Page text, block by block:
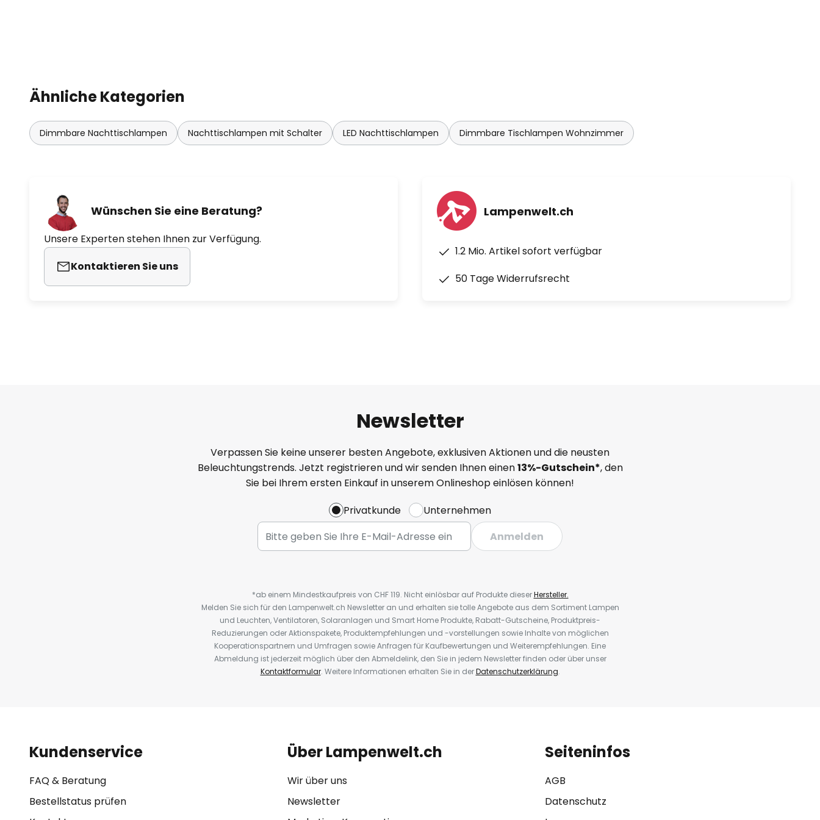
Gemeinsam mit dem jetzigen CEO, Jacob Nannestad Hansen,
gründete Christensen im Jahre 2008 das Unternehmen UMAGE
by VITA copenhagen. Die Hersteller von Designerleuchten legen
bei der Produktion ihrer Leuchten besonderen Wert auf
Leuchtenunternehmen ist heute mit über 1.500 Filialen in mehr
- akkubetrieben
Ähnliche Kategorien
Dimmbare Nachttischlampen Nachttischlampen mit Schalter LED Nachttischlampen Dimmbare Tischlampen Wohnzimmer
Wünschen Sie eine Beratung?
Unsere Experten stehen Ihnen zur Verfügung.
Kontaktieren Sie uns
Lampenwelt.ch
1.2 Mio. Artikel sofort verfügbar
50 Tage Widerrufsrecht
Newsletter
Verpassen Sie keine unserer besten Angebote, exklusiven Aktionen und die neusten
Beleuchtungstrends. Jetzt registrieren und wir senden Ihnen einen13%-Gutschein*, den
Sie bei Ihrem ersten Einkauf in unserem Onlineshop einlösen können!
Privatkunde
Unternehmen
Anmelden
*ab einem Mindestkaufpreis von CHF 119. Nicht einlösbar auf Produkte dieserHersteller.
Melden Sie sich für den Lampenwelt.ch Newsletter an und erhalten sie tolle Angebote aus dem Sortiment Lampen
und Leuchten, Ventilatoren, Solaranlagen und Smart Home Produkte, Rabatt-Gutscheine, Produktpreis-
Reduzierungen oder Aktionspakete, Produktempfehlungen und -vorstellungen sowie Inhalte von möglichen
Kooperationspartnern und Umfragen sowie Anfragen für Kaufbewertungen und Weiterempfehlungen. Eine
Abmeldung ist jederzeit möglich über den Abmeldelink, den Sie in jedem Newsletter finden oder über unser
Kontaktformular. Weitere Informationen erhalten Sie in derDatenschutzerklärung.
Kundenservice
FAQ & Beratung
Bestellstatus prüfen
Über Lampenwelt.ch
Wir über uns
Newsletter
Seiteninfos
AGB
Datenschutz